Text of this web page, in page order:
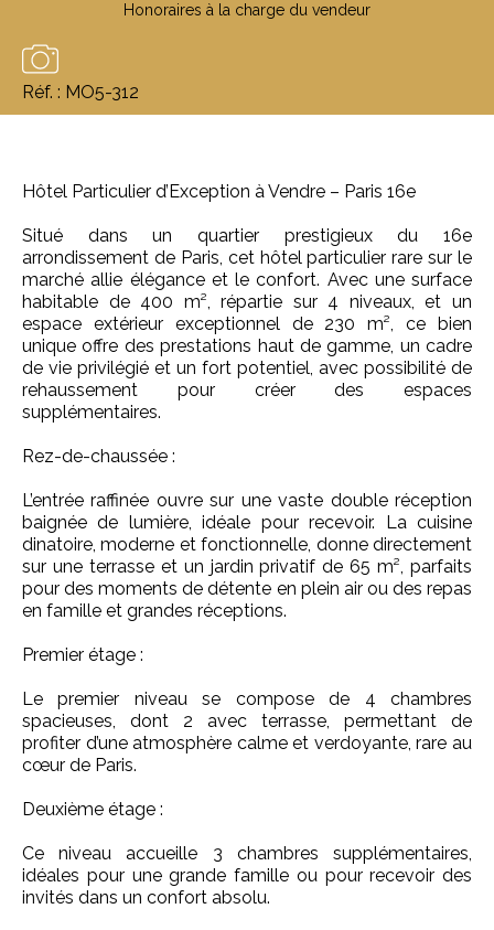
Honoraires à la charge du vendeur
Réf. : MO5-312
Hôtel Particulier d’Exception à Vendre – Paris 16e
Situé dans un quartier prestigieux du 16e
arrondissement de Paris, cet hôtel particulier rare sur le
marché allie élégance et le confort. Avec une surface
habitable de 400 m², répartie sur 4 niveaux, et un
espace extérieur exceptionnel de 230 m², ce bien
unique offre des prestations haut de gamme, un cadre
de vie privilégié et un fort potentiel, avec possibilité de
rehaussement pour créer des espaces
supplémentaires.
Rez-de-chaussée :
L’entrée raffinée ouvre sur une vaste double réception
baignée de lumière, idéale pour recevoir. La cuisine
dinatoire, moderne et fonctionnelle, donne directement
sur une terrasse et un jardin privatif de 65 m², parfaits
pour des moments de détente en plein air ou des repas
en famille et grandes réceptions.
Premier étage :
Le premier niveau se compose de 4 chambres
spacieuses, dont 2 avec terrasse, permettant de
profiter d’une atmosphère calme et verdoyante, rare au
cœur de Paris.
Deuxième étage :
Ce niveau accueille 3 chambres supplémentaires,
idéales pour une grande famille ou pour recevoir des
invités dans un confort absolu.